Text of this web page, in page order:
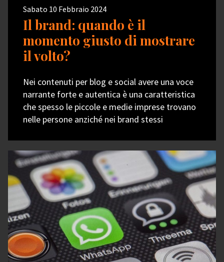
Sabato 10 Febbraio 2024
Il brand: quando è il
momento giusto di mostrare
il volto?
Nei contenuti per blog e social avere una voce
narrante forte e autentica è una caratteristica
che spesso le piccole e medie imprese trovano
nelle persone anziché nei brand stessi